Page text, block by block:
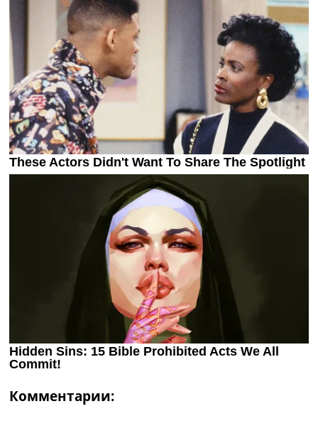
Комментарии: